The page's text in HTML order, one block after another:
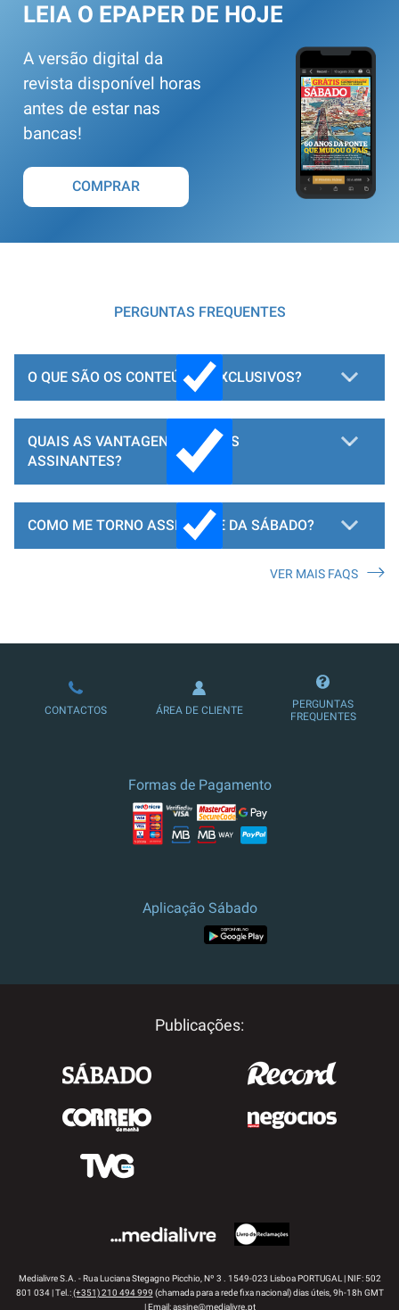
LEIA O EPAPER DE HOJE
A versão digital da
revista disponível horas
antes de estar nas
bancas!
COMPRAR
PERGUNTAS FREQUENTES
O QUE SÃO OS CONTEÚDOS EXCLUSIVOS?
QUAIS AS VANTAGENS PARA OS
ASSINANTES?
COMO ME TORNO ASSINANTE DA SÁBADO?
LOJA DE ASSINATURAS
VER MAIS FAQS
CONTACTOS ÁREA DE CLIENTE
PERGUNTAS
FREQUENTES
Formas de Pagamento
Aplicação Sábado
Publicações:
Medialivre S.A. - Rua Luciana Stegagno Picchio, Nº 3 . 1549-023 Lisboa PORTUGAL | NIF: 502
801 034 | Tel.:(+351) 210 494 999 (chamada para a rede fixa nacional) dias úteis, 9h-18h GMT
| Email:assine@medialivre.pt